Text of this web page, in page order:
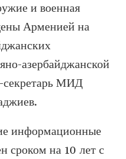
и военная
Арменией на
азербайджанской
секретарь МИД
информационные
сроком на 10 лет с